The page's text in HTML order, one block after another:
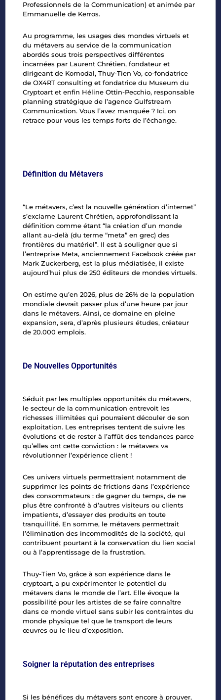
Professionnels de la Communication) et animée par
Emmanuelle de Kerros.
Au programme, les usages des mondes virtuels et
du métavers au service de la communication
abordés sous trois perspectives différentes
incarnées par Laurent Chrétien, fondateur et
dirigeant de Komodal, Thuy-Tien Vo, co-fondatrice
de OX4RT consulting et fondatrice du Museum du
Cryptoart et enfin Héline Ottin-Pecchio, responsable
planning stratégique de l’agence Gulfstream
Communication. Vous l’avez manquée ? Ici, on
retrace pour vous les temps forts de l’échange.
Définition du Métavers
“Le métavers, c’est la nouvelle génération d’internet”
s’exclame Laurent Chrétien, approfondissant la
définition comme étant “la création d’un monde
allant au-delà (du terme “meta” en grec) des
frontières du matériel”. Il est à souligner que si
l’entreprise Meta, anciennement Facebook créée par
Mark Zuckerberg, est la plus médiatisée, il existe
aujourd’hui plus de 250 éditeurs de mondes virtuels.
On estime qu’en 2026, plus de 26% de la population
mondiale devrait passer plus d’une heure par jour
dans le métavers. Ainsi, ce domaine en pleine
expansion, sera, d’après plusieurs études, créateur
de 20.000 emplois.
De Nouvelles Opportunités
Séduit par les multiples opportunités du métavers,
le secteur de la communication entrevoit les
richesses illimitées qui pourraient découler de son
exploitation. Les entreprises tentent de suivre les
évolutions et de rester à l’affût des tendances parce
qu’elles ont cette conviction : le métavers va
révolutionner l’expérience client !
Ces univers virtuels permettraient notamment de
supprimer les points de frictions dans l’expérience
des consommateurs : de gagner du temps, de ne
plus être confronté à d’autres visiteurs ou clients
impatients, d’essayer des produits en toute
tranquillité. En somme, le métavers permettrait
l’élimination des incommodités de la société, qui
contribuent pourtant à la conservation du lien social
ou à l’apprentissage de la frustration.
Thuy-Tien Vo, grâce à son expérience dans le
cryptoart, a pu expérimenter le potentiel du
métavers dans le monde de l’art. Elle évoque la
possibilité pour les artistes de se faire connaître
dans ce monde virtuel sans subir les contraintes du
monde physique tel que le transport de leurs
œuvres ou le lieu d’exposition.
Soigner la réputation des entreprises
Si les bénéfices du métavers sont encore à prouver,